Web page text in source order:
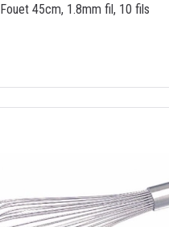
Fouet 45cm, 1.8mm fil, 10 fils